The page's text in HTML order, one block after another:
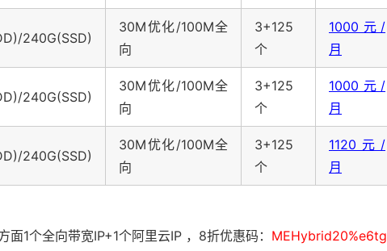
240G(SSD)
30M优化/100M全
向
3+125
个
1000元/
月
240G(SSD)
30M优化/100M全
向
3+125
个
1000元/
月
240G(SSD)
30M优化/100M全
向
3+125
个
1120元/
月
面1个全向带宽IP+1个阿里云IP ，8折优惠码： MEHybrid20%e6tg